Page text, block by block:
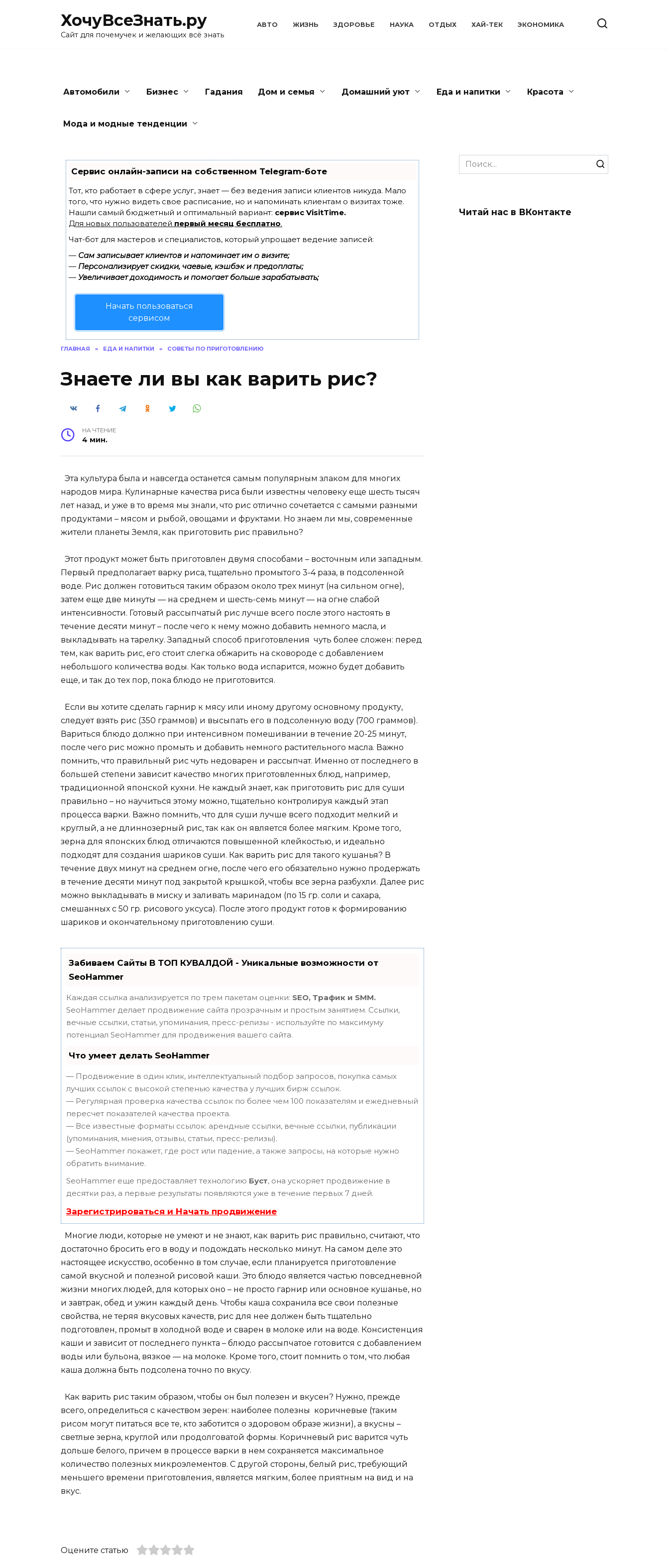
ХочуВсеЗнать.ру
Сайт для почемучек и желающих всё знать
АВТО ЖИЗНЬ ЗДОРОВЬЕ НАУКА ОТДЫХ ХАЙ-ТЕК ЭКОНОМИКА
Автомобили Бизнес Гадания Дом и семья Домашний уют Еда и напитки Красота
Мода и модные тенденции
Сервис онлайн-записи на собственном Telegram-боте
Тот, кто работает в сфере услуг, знает — без ведения записи клиентов никуда. Мало
того, что нужно видеть свое расписание, но и напоминать клиентам о визитах тоже.
Нашли самый бюджетный и оптимальный вариант: сервис VisitTime.
Для новых пользователей первый месяц бесплатно.
Чат-бот для мастеров и специалистов, который упрощает ведение записей:
— Сам записывает клиентов и напоминает им о визите;
— Персонализирует скидки, чаевые, кэшбэк и предоплаты;
— Увеличивает доходимость и помогает больше зарабатывать;
Начать пользоваться
сервисом
ГЛАВНАЯ » ЕДА И НАПИТКИ » СОВЕТЫ ПО ПРИГОТОВЛЕНИЮ
Знаете ли вы как варить рис?
НА ЧТЕНИЕ
4 мин.
Эта культура была и навсегда останется самым популярным злаком для многих
народов мира. Кулинарные качества риса были известны человеку еще шесть тысяч
лет назад, и уже в то время мы знали, что рис отлично сочетается с самыми разными
продуктами – мясом и рыбой, овощами и фруктами. Но знаем ли мы, современные
жители планеты Земля, как приготовить рис правильно?
Этот продукт может быть приготовлен двумя способами – восточным или западным.
Первый предполагает варку риса, тщательно промытого 3-4 раза, в подсоленной
воде. Рис должен готовиться таким образом около трех минут (на сильном огне),
затем еще две минуты — на среднем и шесть-семь минут — на огне слабой
интенсивности. Готовый рассыпчатый рис лучше всего после этого настоять в
течение десяти минут – после чего к нему можно добавить немного масла, и
выкладывать на тарелку. Западный способ приготовления чуть более сложен: перед
тем, как варить рис, его стоит слегка обжарить на сковороде с добавлением
небольшого количества воды. Как только вода испарится, можно будет добавить
еще, и так до тех пор, пока блюдо не приготовится.
Если вы хотите сделать гарнир к мясу или иному другому основному продукту,
следует взять рис (350 граммов) и высыпать его в подсоленную воду (700 граммов).
Вариться блюдо должно при интенсивном помешивании в течение 20-25 минут,
после чего рис можно промыть и добавить немного растительного масла. Важно
помнить, что правильный рис чуть недоварен и рассыпчат. Именно от последнего в
большей степени зависит качество многих приготовленных блюд, например,
традиционной японской кухни. Не каждый знает, как приготовить рис для суши
правильно – но научиться этому можно, тщательно контролируя каждый этап
процесса варки. Важно помнить, что для суши лучше всего подходит мелкий и
круглый, а не длиннозерный рис, так как он является более мягким. Кроме того,
зерна для японских блюд отличаются повышенной клейкостью, и идеально
подходят для создания шариков суши. Как варить рис для такого кушанья? В
течение двух минут на среднем огне, после чего его обязательно нужно продержать
в течение десяти минут под закрытой крышкой, чтобы все зерна разбухли. Далее рис
можно выкладывать в миску и заливать маринадом (по 15 гр. соли и сахара,
смешанных с 50 гр. рисового уксуса). После этого продукт готов к формированию
шариков и окончательному приготовлению суши.
Забиваем Сайты В ТОП КУВАЛДОЙ - Уникальные возможности от
SeoHammer
Каждая ссылка анализируется по трем пакетам оценки: SEO, Трафик и SMM.
SeoHammer делает продвижение сайта прозрачным и простым занятием. Ссылки,
вечные ссылки, статьи, упоминания, пресс-релизы - используйте по максимуму
потенциал SeoHammer для продвижения вашего сайта.
Что умеет делать SeoHammer
— Продвижение в один клик, интеллектуальный подбор запросов, покупка самых
лучших ссылок с высокой степенью качества у лучших бирж ссылок.
— Регулярная проверка качества ссылок по более чем 100 показателям и ежедневный
пересчет показателей качества проекта.
— Все известные форматы ссылок: арендные ссылки, вечные ссылки, публикации
(упоминания, мнения, отзывы, статьи, пресс-релизы).
— SeoHammer покажет, где рост или падение, а также запросы, на которые нужно
обратить внимание.
SeoHammer еще предоставляет технологию Буст, она ускоряет продвижение в
десятки раз, а первые результаты появляются уже в течение первых 7 дней.
Зарегистрироваться и Начать продвижение
Многие люди, которые не умеют и не знают, как варить рис правильно, считают, что
достаточно бросить его в воду и подождать несколько минут. На самом деле это
настоящее искусство, особенно в том случае, если планируется приготовление
самой вкусной и полезной рисовой каши. Это блюдо является частью повседневной
жизни многих людей, для которых оно – не просто гарнир или основное кушанье, но
и завтрак, обед и ужин каждый день. Чтобы каша сохранила все свои полезные
свойства, не теряя вкусовых качеств, рис для нее должен быть тщательно
подготовлен, промыт в холодной воде и сварен в молоке или на воде. Консистенция
каши и зависит от последнего пункта – блюдо рассыпчатое готовится с добавлением
воды или бульона, вязкое — на молоке. Кроме того, стоит помнить о том, что любая
каша должна быть подсолена точно по вкусу.
Как варить рис таким образом, чтобы он был полезен и вкусен? Нужно, прежде
всего, определиться с качеством зерен: наиболее полезны коричневые (таким
рисом могут питаться все те, кто заботится о здоровом образе жизни), а вкусны –
светлые зерна, круглой или продолговатой формы. Коричневый рис варится чуть
дольше белого, причем в процессе варки в нем сохраняется максимальное
количество полезных микроэлементов. С другой стороны, белый рис, требующий
меньшего времени приготовления, является мягким, более приятным на вид и на
вкус.
Оцените статью
Search
for:
Читай нас в ВКонтакте